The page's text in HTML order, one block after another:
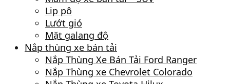
Lip pô
Lướt gió
Mặt galang độ
Nắp thùng xe bán tải
Nắp Thùng Xe Bán Tải Ford Ranger
Nắp Thùng xe Chevrolet Colorado